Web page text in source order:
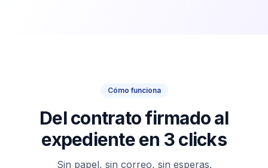
Cómo funciona
Del contrato firmado al
expediente en 3 clicks
Sin papel, sin correo, sin esperas.